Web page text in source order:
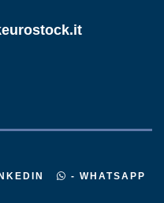
- WHATSAPP